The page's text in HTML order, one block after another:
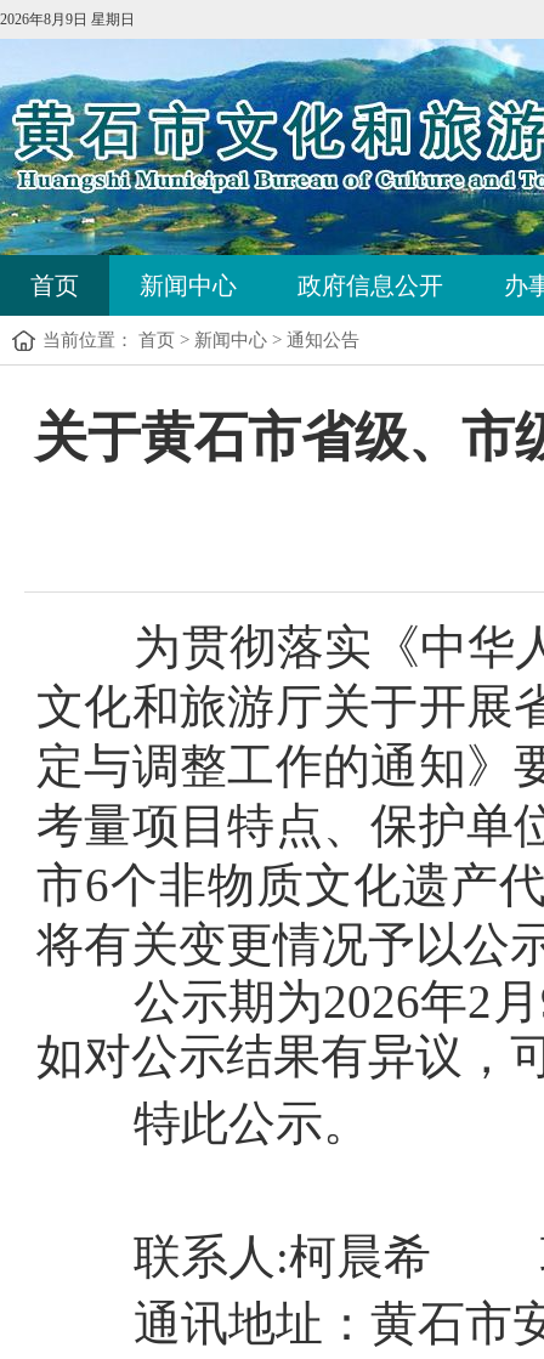
2026年8月9日 星期日
首页 新闻中心 政府信息公开 办
当前位置： 首页 > 新闻中心 > 通知公告
关于黄石市省级、市
为贯彻落实《中华人
文化和旅游厅关于开展
定与调整工作的通知》
考量项目特点、保护单
市6个非物质文化遗产
将有关变更情况予以公
公示期为2026年2月9
如对公示结果有异议，
特此公示。
联系人:柯晨希 联
通讯地址：黄石市安